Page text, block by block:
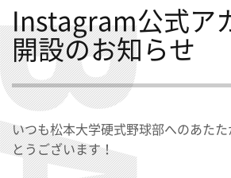
Instagram公式ア
開設のお知らせ
いつも松本大学硬式野球部へのあた
とうございます！